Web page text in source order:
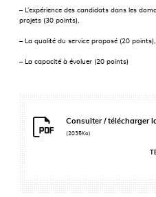
– L’expérience des candidats dans les
projets (30 points),
– La qualité du service proposé (20 points),
– La capacité à évoluer (20 points)
Consulter / télécharger
(2035Ko)